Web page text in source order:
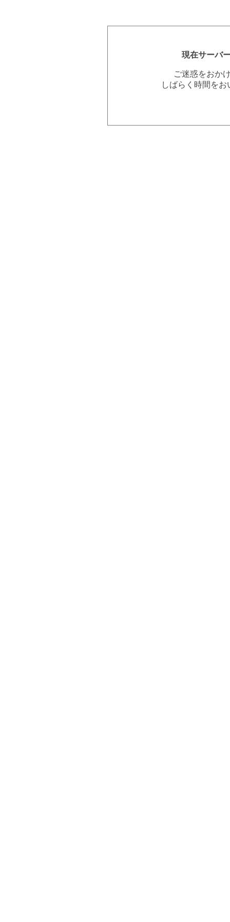
現在サーバ
ご迷惑をおか
しばらく時間を